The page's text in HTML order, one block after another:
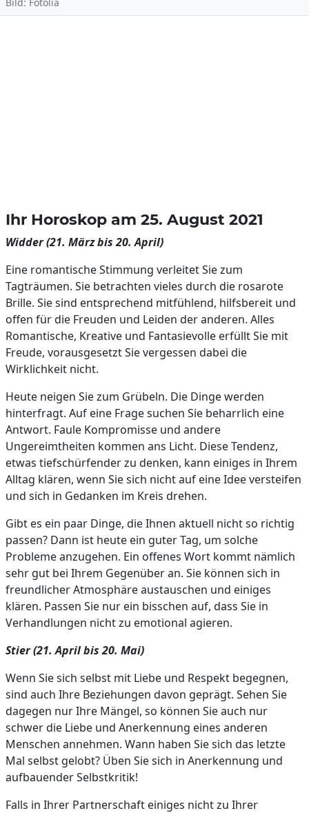
Ihr Horoskop am 25. August 2021
Widder (21. März bis 20. April)
Eine romantische Stimmung verleitet Sie zum
Tagträumen. Sie betrachten vieles durch die rosarote
Brille. Sie sind entsprechend mitfühlend, hilfsbereit und
offen für die Freuden und Leiden der anderen. Alles
Romantische, Kreative und Fantasievolle erfüllt Sie mit
Freude, vorausgesetzt Sie vergessen dabei die
Wirklichkeit nicht.
Heute neigen Sie zum Grübeln. Die Dinge werden
hinterfragt. Auf eine Frage suchen Sie beharrlich eine
Antwort. Faule Kompromisse und andere
Ungereimtheiten kommen ans Licht. Diese Tendenz,
etwas tiefschürfender zu denken, kann einiges in Ihrem
Alltag klären, wenn Sie sich nicht auf eine Idee versteifen
und sich in Gedanken im Kreis drehen.
Gibt es ein paar Dinge, die Ihnen aktuell nicht so richtig
passen? Dann ist heute ein guter Tag, um solche
Probleme anzugehen. Ein offenes Wort kommt nämlich
sehr gut bei Ihrem Gegenüber an. Sie können sich in
freundlicher Atmosphäre austauschen und einiges
klären. Passen Sie nur ein bisschen auf, dass Sie in
Verhandlungen nicht zu emotional agieren.
Stier (21. April bis 20. Mai)
Wenn Sie sich selbst mit Liebe und Respekt begegnen,
sind auch Ihre Beziehungen davon geprägt. Sehen Sie
dagegen nur Ihre Mängel, so können Sie auch nur
schwer die Liebe und Anerkennung eines anderen
Menschen annehmen. Wann haben Sie sich das letzte
Mal selbst gelobt? Üben Sie sich in Anerkennung und
aufbauender Selbstkritik!
Falls in Ihrer Partnerschaft einiges nicht zu Ihrer